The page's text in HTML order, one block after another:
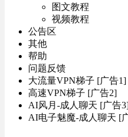
图文教程
视频教程
公告区
其他
帮助
问题反馈
大流量VPN梯子 [广告1]
高速VPN梯子 [广告2]
AI风月-成人聊天 [广告
AI电子魅魔-成人聊天 [